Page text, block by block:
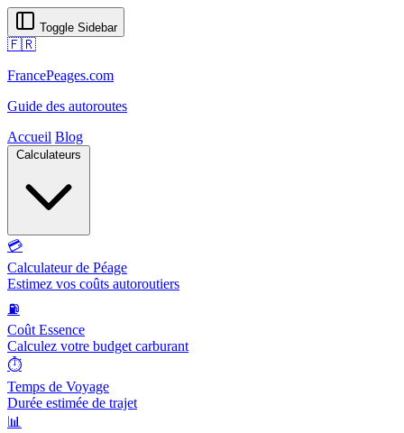
Toggle Sidebar
🇫🇷
FrancePeages.com
Guide des autoroutes
Accueil Blog
Calculateurs
💳
Calculateur de Péage
Estimez vos coûts autoroutiers
⛽
Coût Essence
Calculez votre budget carburant
⏱️
Temps de Voyage
Durée estimée de trajet
📊